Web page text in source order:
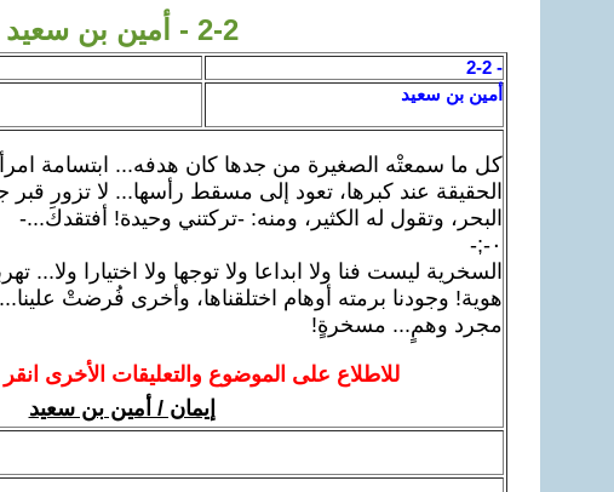
2-2 - أمين بن سعيد
- 2-2
أمين بن سعيد
كل ما سمعتْه الصغيرة من جدها كان هدفه... ابتسامة
الحقيقة عند كبرها، تعود إلى مسقط رأسها... لا تزور قبر
البحر، وتقول له الكثير، ومنه: -تركتني وحيدة! أفتقدكَ...-
٠-;-
السخرية ليست فنا ولا ابداعا ولا توجها ولا اختيارا ولا...
هوية! وجودنا برمته أوهام اختلقناها، وأخرى فُرضتْ
مجرد وهمٍ... مسخرةٍ!
للاطلاع على الموضوع والتعليقات الأخرى
إيمان / أمين بن سعيد